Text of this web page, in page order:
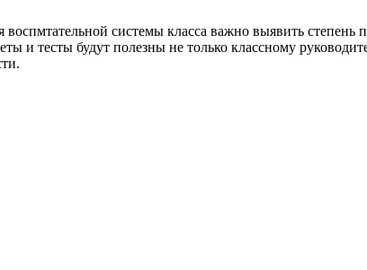
системы класса важно выявить степень
и тесты будут полезны не только классному